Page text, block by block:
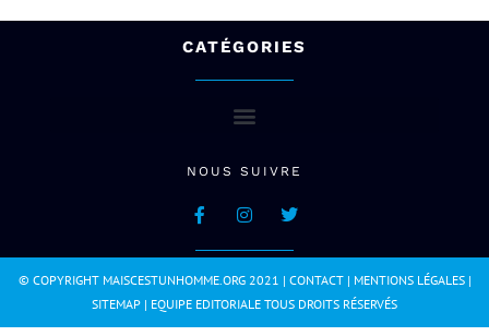
CATÉGORIES
NOUS SUIVRE
© COPYRIGHT MAISCESTUNHOMME.ORG 2021 | CONTACT| MENTIONS LÉGALES|
SITEMAP | EQUIPE EDITORIALE TOUS DROITS RÉSERVÉS